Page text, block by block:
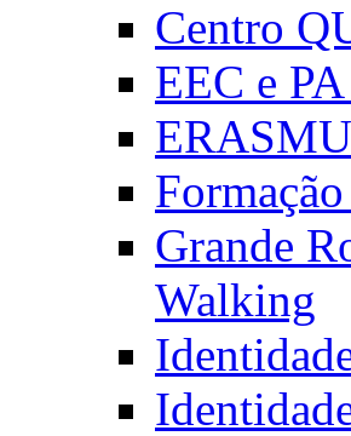
Centro
EEC e
Grande
Walking